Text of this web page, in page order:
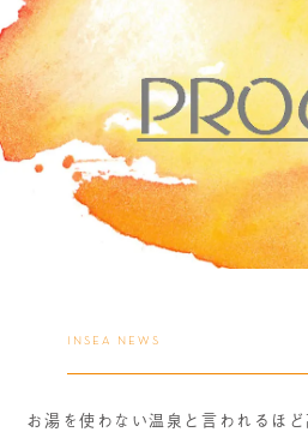
INSEA NEWS
お湯を使わない温泉と言われるほ